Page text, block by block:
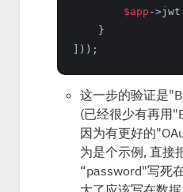
$app -
    }
这一步的验证是
(已经很少有再用
因为有更好的
为是个示例, 直接
“password"写死